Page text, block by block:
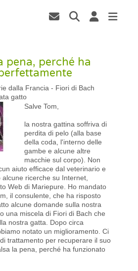
pena, perché ha
dalla Francia - Fiori di Bach
gatto
Salve Tom,
la nostra gattina soffriva di
perdita di pelo (alla base
della coda, l'interno delle
gambe e alcune altre
macchie sul corpo). Non
aiuto efficace dal veterinario e
ricerche su Internet,
Web di Mariepure. Ho mandato
il consulente, che ha risposto
alcune domande sulla nostra
una miscela di Fiori di Bach che
nostra gatta. Dopo circa
notato un miglioramento. Ci
trattamento per recuperare il suo
la pena, perché ha funzionato